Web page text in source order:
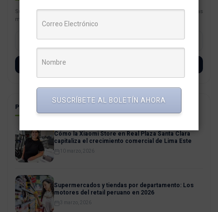
Suscríbete con tu correo a nuestro newsletter semanal con las noticias
más resaltantes para tu negocio.
POSTS RELACIONADOS
Cómo la Xiaomi Store en Real Plaza Santa Clara
capitaliza el crecimiento comercial de Lima Este
10 marzo, 2026
Supermercados y tiendas por departamento: Los
motores del retail peruano en 2026
3 marzo, 2026
SUSCRÍBETE AL BOLETÍN AHORA